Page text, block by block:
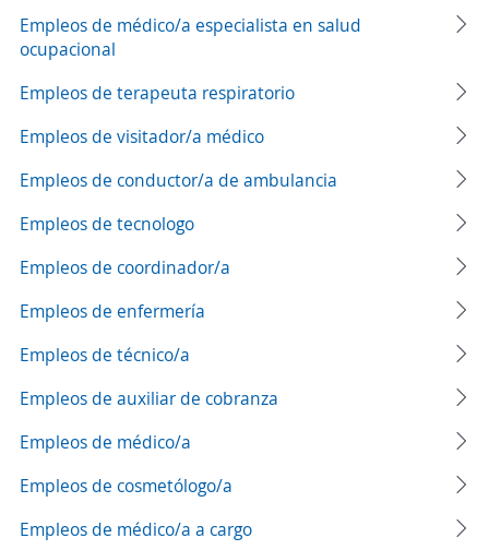
Empleos de médico/a especialista en salud
ocupacional
Empleos de terapeuta respiratorio
Empleos de visitador/a médico
Empleos de conductor/a de ambulancia
Empleos de tecnologo
Empleos de coordinador/a
Empleos de enfermería
Empleos de técnico/a
Empleos de auxiliar de cobranza
Empleos de médico/a
Empleos de cosmetólogo/a
Empleos de médico/a a cargo